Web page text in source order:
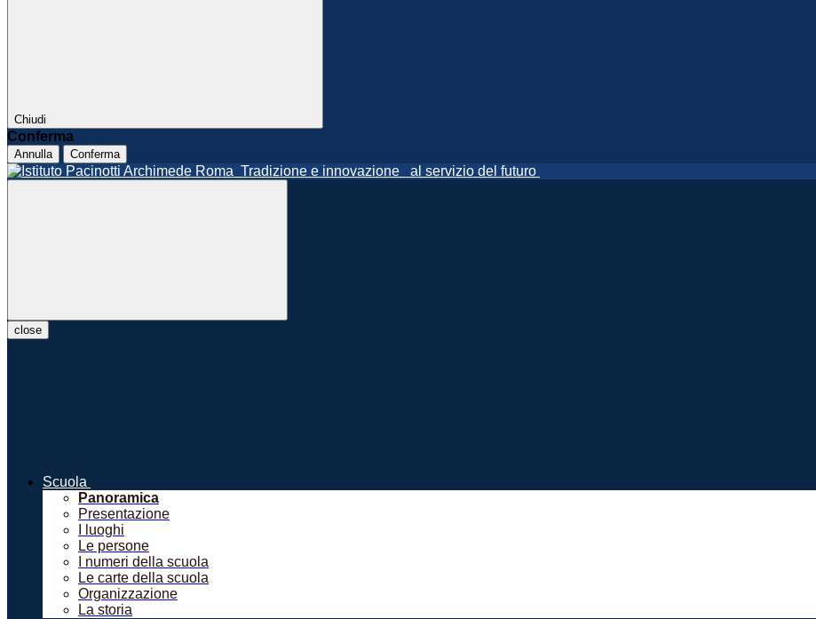
Chiudi
Conferma
Annulla Conferma
Roma Tradizione e innovazione al servizio del futuro
close
Scuola
Panoramica
Presentazione
I luoghi
Le persone
I numeri della scuola
Le carte della scuola
Organizzazione
La storia